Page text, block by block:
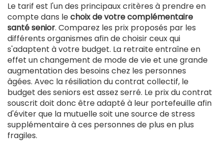
Le tarif est l'un des principaux critères à prendre en
compte dans lechoix de votre complémentaire
santé senior. Comparez les prix proposés par les
différents organismes afin de choisir ceux qui
s'adaptent à votre budget. La retraite entraîne en
effet un changement de mode de vie et une grande
augmentation des besoins chez les personnes
âgées. Avec la résiliation du contrat collectif, le
budget des seniors est assez serré. Le prix du contrat
souscrit doit donc être adapté à leur portefeuille afin
d'éviter que la mutuelle soit une source de stress
supplémentaire à ces personnes de plus en plus
fragiles.